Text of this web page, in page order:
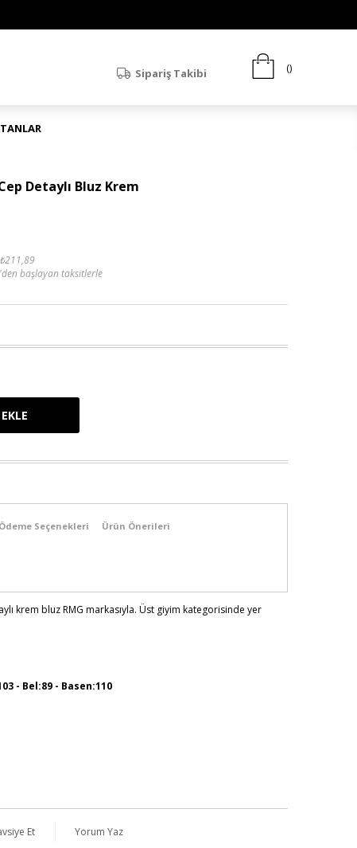
Sipariş Takibi
Detaylı Bluz Krem
₺211,89
'den başlayan taksitlerle
Ödeme Seçenekleri Ürün Önerileri
krem bluz RMG markasıyla. Üst giyim kategorisinde yer
- Bel:89 - Basen:110
Et Yorum Yaz